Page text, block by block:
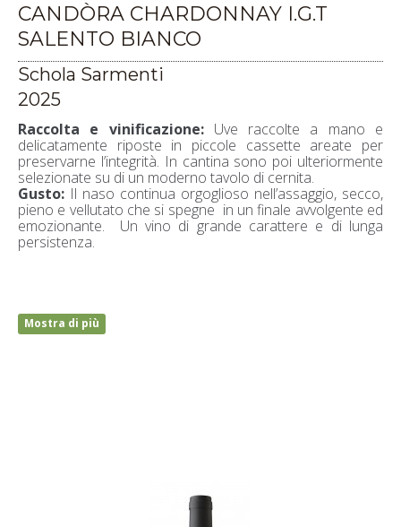
CANDÒRA CHARDONNAY I.G.T
SALENTO BIANCO
Schola Sarmenti
2025
Raccolta e vinificazione:Uve raccolte a mano e
delicatamente riposte in piccole cassette areate per
preservarne l’integrità. In cantina sono poi ulteriormente
selezionate su di un moderno tavolo di cernita.
Gusto: Il naso continua orgoglioso nell’assaggio, secco,
pieno e vellutato che si spegne in un finale avvolgente ed
emozionante. Un vino di grande carattere e di lunga
persistenza.
Mostra di più